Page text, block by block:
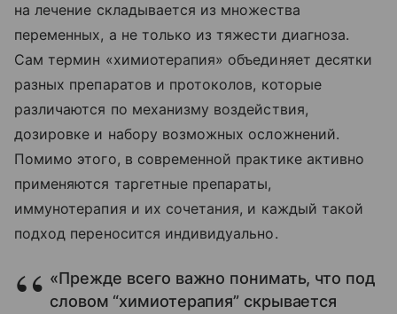
на лечение складывается из множества
переменных, а не только из тяжести диагноза.
Сам термин «химиотерапия» объединяет десятки
разных препаратов и протоколов, которые
различаются по механизму воздействия,
дозировке и набору возможных осложнений.
Помимо этого, в современной практике активно
применяются таргетные препараты,
иммунотерапия и их сочетания, и каждый такой
подход переносится индивидуально.
«Прежде всего важно понимать, что под
словом “химиотерапия” скрывается